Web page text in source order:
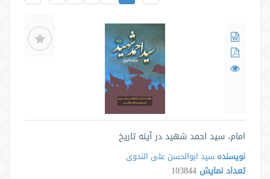
امام، سید احمد شهید در آینه تاریخ
نویسنده سید ابوالحسن علی الندوی
تعداد نمایش 103844